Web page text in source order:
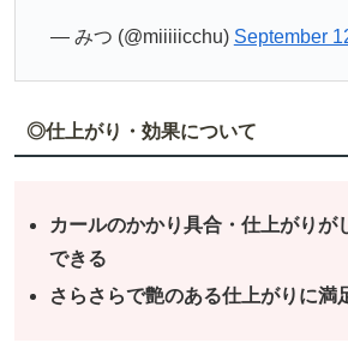
— みつ (@miiiiicchu) September
◎仕上がり・効果について
カールのかかり具合・仕上がりが
できる
さらさらで艶のある仕上がりに満